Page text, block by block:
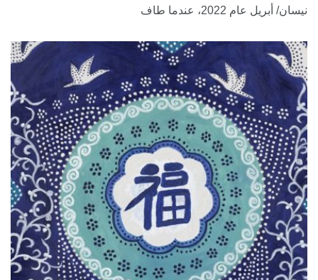
نيسان/ أبريل عام 2022، عندما طاف